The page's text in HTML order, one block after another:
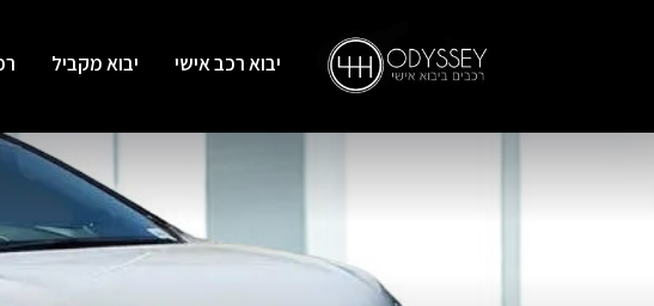
יבוא רכב אישי יבוא מקביל